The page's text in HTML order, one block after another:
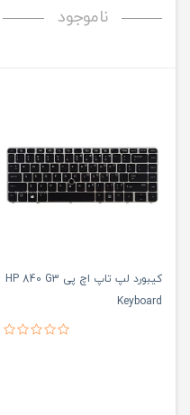
ناموجود
کیبورد لپ تاپ اچ پی HP 840 G3
Keyboard